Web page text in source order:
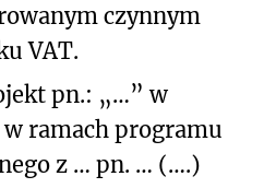
czynnym
VAT.
pn.: „…” w
ramach programu
z … pn. … (….)